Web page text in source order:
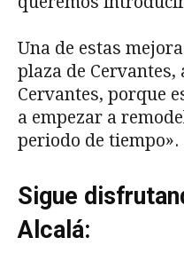
Una de estas
plaza de
Cervantes, porque
a empezar a
periodo de tiempo».
Sigue
Alcalá: